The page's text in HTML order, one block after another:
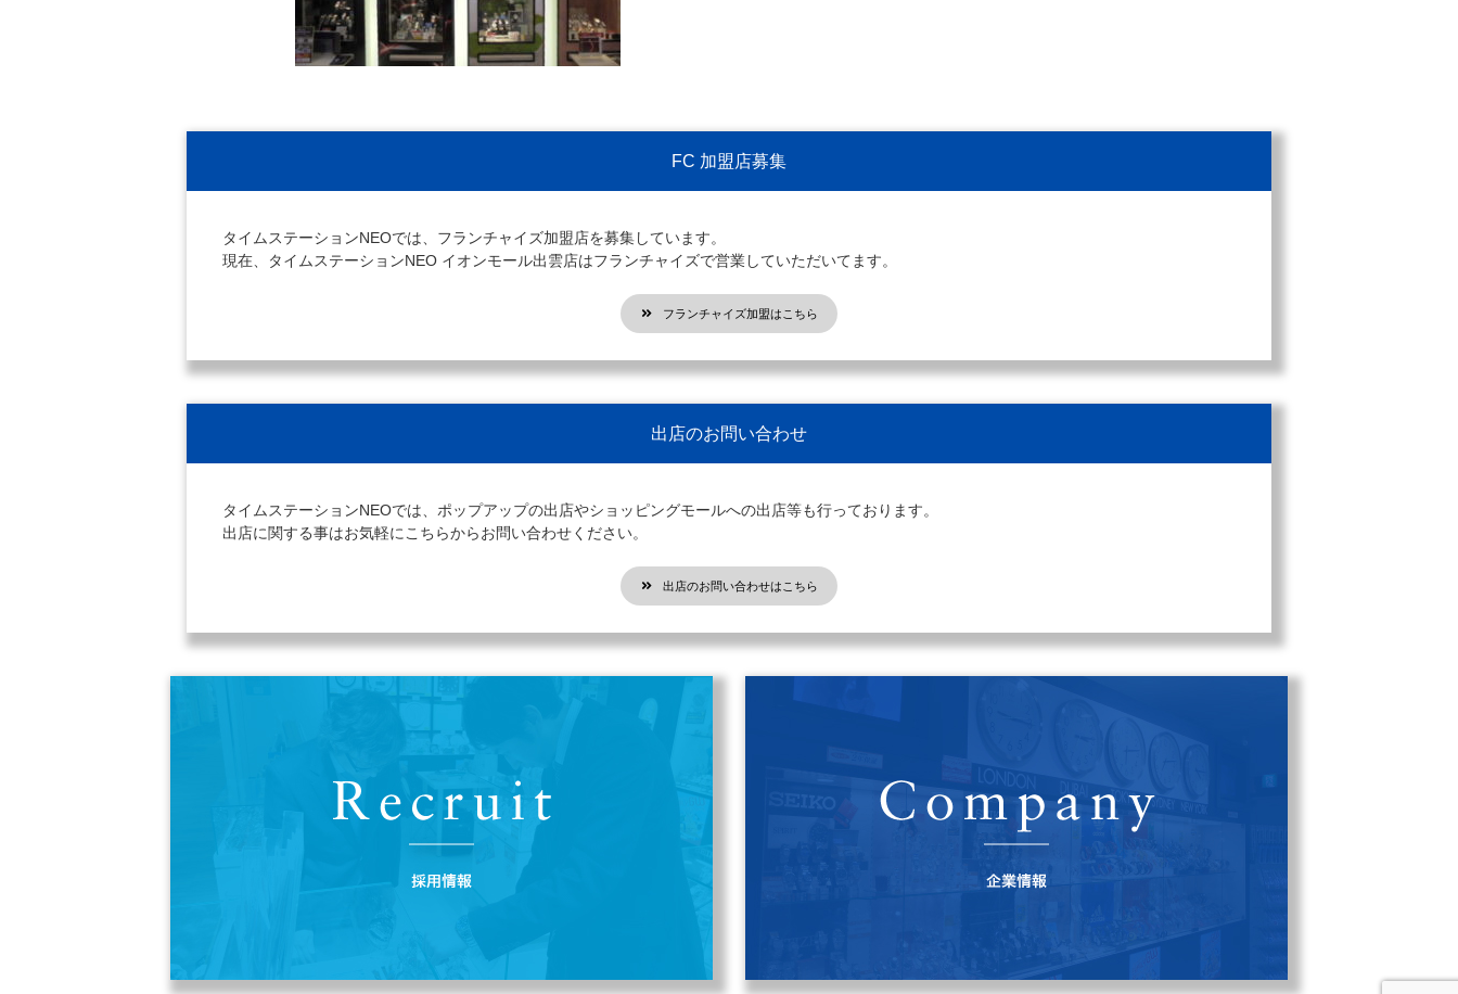
FC 加盟店募集
タイムステーションNEOでは、フランチャイズ加盟店を募集しています。
現在、タイムステーションNEO イオンモール出雲店はフランチャイズで営業していただいてます。
フランチャイズ加盟はこちら
出店のお問い合わせ
タイムステーションNEOでは、ポップアップの出店やショッピングモールへの出店等も行っております。
出店に関する事はお気軽にこちらからお問い合わせください。
出店のお問い合わせはこちら